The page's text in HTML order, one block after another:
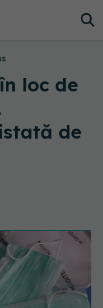
loc de
de